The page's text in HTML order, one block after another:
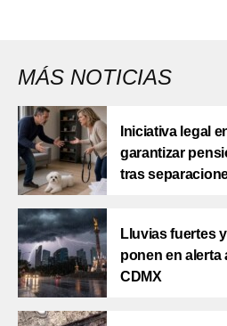
MÁS NOTICIAS
Iniciativa legal
garantizar
tras
Lluvias fuertes
ponen en alerta
CDMX